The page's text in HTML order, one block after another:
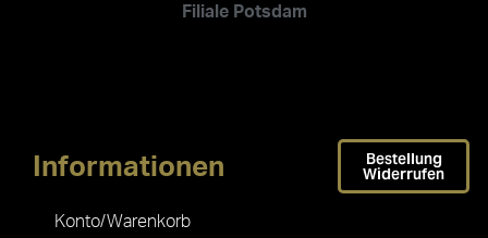
Filiale Potsdam
Informationen
Konto/Warenkorb
Bestellung
Widerrufen